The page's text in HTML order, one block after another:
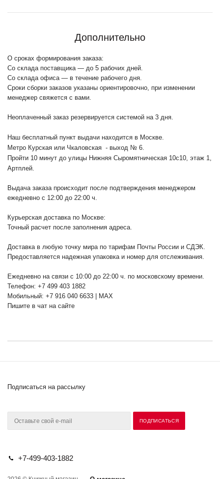
Дополнительно
О сроках формирования заказа:
Со склада поставщика — до 5 рабочих дней.
Со склада офиса — в течение рабочего дня.
Сроки сборки заказов указаны ориентировочно, при изменении
менеджер свяжется с вами.
Неоплаченный заказ резервируется системой на 3 дня.
Наш бесплатный пункт выдачи находится в Москве.
Метро Курская или Чкаловская - выход № 6.
Пройти 10 минут до улицы Нижняя Сыромятническая 10с10, этаж 1,
Артплей.
Выдача заказа происходит после подтверждения менеджером
ежедневно с 12:00 до 22:00 ч.
Курьерская доставка по Москве:
Точный расчет после заполнения адреса.
Доставка в любую точку мира по тарифам Почты России и СДЭК.
Предоставляется надежная упаковка и номер для отслеживания.
Ежедневно на связи с 10:00 до 22:00 ч. по московскому времени.
Телефон: +7 499 403 1882
Мобильный: +7 916 040 6633 | MAX
Пишите в чат на сайте
Подписаться на рассылку
+7-499-403-1882